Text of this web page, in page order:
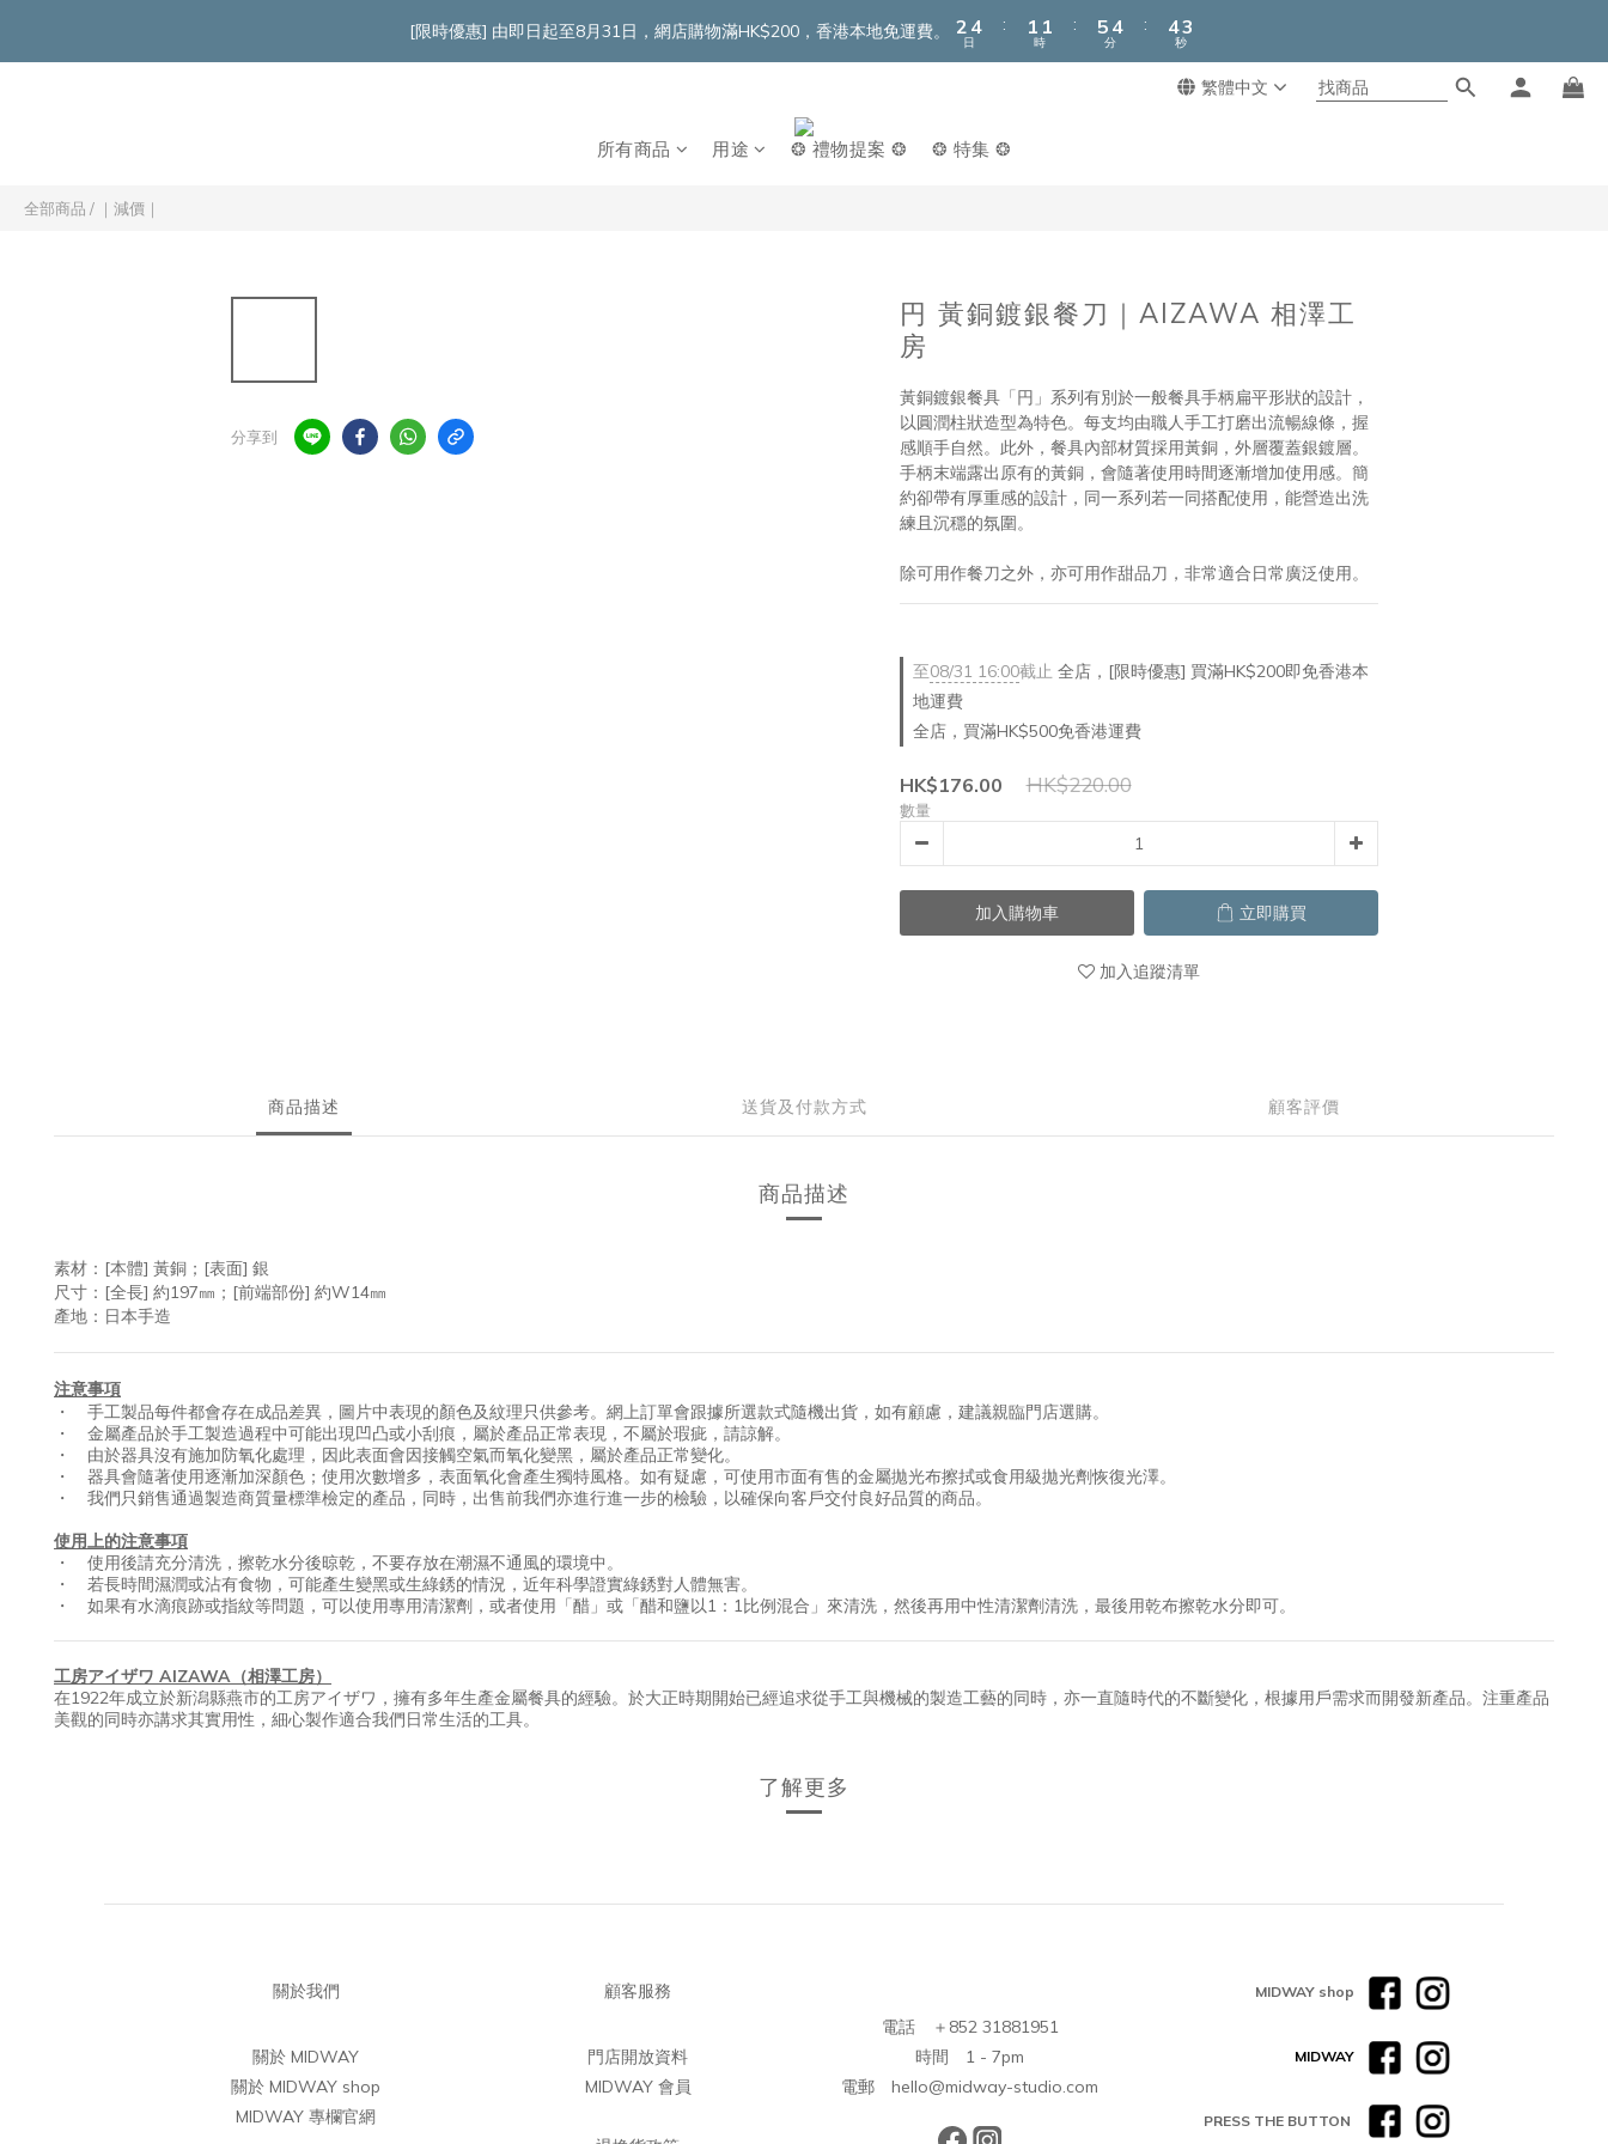
[限時優惠] 由即日起至8月31日，網店購物滿HK$200，香港本地免運費。
2
1
4
3
日
:
1
0
1
0
時
:
5
4
4
3
分
:
4
3
2
3
2
1
秒
繁體中文
所有商品 用途 ❂ 禮物提案 ❂ ❂ 特集 ❂
全部商品 / ｜減價｜
分享到
円 黃銅鍍銀餐刀｜AIZAWA 相澤工
房
黃銅鍍銀餐具「円」系列有別於一般餐具手柄扁平形狀的設計，
以圓潤柱狀造型為特色。每支均由職人手工打磨出流暢線條，握
感順手自然。此外，餐具內部材質採用黃銅，外層覆蓋銀鍍層。
手柄末端露出原有的黃銅，會隨著使用時間逐漸增加使用感。簡
約卻帶有厚重感的設計，同一系列若一同搭配使用，能營造出洗
練且沉穩的氛圍。
除可用作餐刀之外，亦可用作甜品刀，非常適合日常廣泛使用。
至08/31 16:00截止 全店，[限時優惠] 買滿HK$200即免香港本
地運費
全店，買滿HK$500免香港運費
HK$176.00 HK$220.00
數量
加入購物車 立即購買
加入追蹤清單
商品描述 送貨及付款方式 顧客評價
商品描述
素材：[本體] 黃銅；[表面] 銀
尺寸：[全長] 約197㎜；[前端部份] 約W14㎜
產地：日本手造
注意事項
・ 手工製品每件都會存在成品差異，圖片中表現的顏色及紋理只供參考。網上訂單會跟據所選款式隨機出貨，如有顧慮，建議親臨門店選購。
・ 金屬產品於手工製造過程中可能出現凹凸或小刮痕，屬於產品正常表現，不屬於瑕疵，請諒解。
・ 由於器具沒有施加防氧化處理，因此表面會因接觸空氣而氧化變黑，屬於產品正常變化。
・ 器具會隨著使用逐漸加深顏色；使用次數增多，表面氧化會產生獨特風格。如有疑慮，可使用市面有售的金屬拋光布擦拭或食用級拋光劑恢復光澤。
・ 我們只銷售通過製造商質量標準檢定的產品，同時，出售前我們亦進行進一步的檢驗，以確保向客戶交付良好品質的商品。
使用上的注意事項
・ 使用後請充分清洗，擦乾水分後晾乾，不要存放在潮濕不通風的環境中。
・ 若長時間濕潤或沾有食物，可能產生變黑或生綠銹的情況，近年科學證實綠銹對人體無害。
・ 如果有水滴痕跡或指紋等問題，可以使用專用清潔劑，或者使用「醋」或「醋和鹽以1：1比例混合」來清洗，然後再用中性清潔劑清洗，最後用乾布擦乾水分即可。
工房アイザワ AIZAWA（相澤工房）
在1922年成立於新潟縣燕市的工房アイザワ，擁有多年生產金屬餐具的經驗。於大正時期開始已經追求從手工與機械的製造工藝的同時，亦一直隨時代的不斷變化，根據用戶需求而開發新產品。注重產品
美觀的同時亦講求其實用性，細心製作適合我們日常生活的工具。
了解更多
立即購買
關於我們
關於 MIDWAY
關於 MIDWAY shop
MIDWAY 專欄官網
顧客服務
門店開放資料
MIDWAY 會員
電話 ＋852 31881951
時間 1 - 7pm
電郵 hello@midway-studio.com
MIDWAY shop
MIDWAY
PRESS THE BUTTON